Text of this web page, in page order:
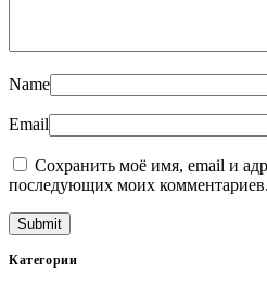
Name
Email
Сохранить моё имя, email и
последующих моих комментариев.
Категории